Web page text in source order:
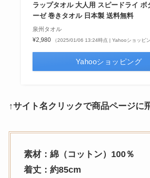
ラップタオル 大人用 スピードライ ボ
ーゼ 巻きタオル 日本製 送料無料
泉州タオル
¥2,980
（2025/01/06 13:24時点 | Yahooショッピン
Yahooショッピング
↑サイト名クリックで商品ページに
素材：綿（コットン）100％
着丈：約85cm